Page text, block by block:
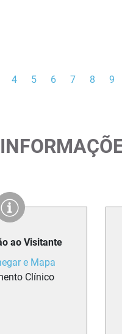
4 5 6 7 8 9
ao Visitante
e Mapa
Clínico